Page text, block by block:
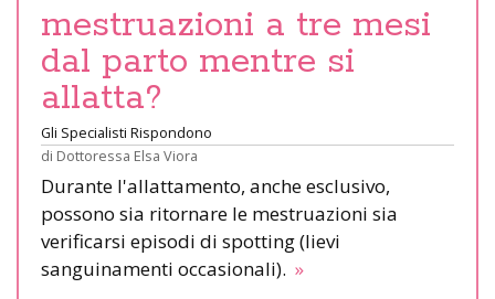
mestruazioni a tre mesi
dal parto mentre si
allatta?
Gli Specialisti Rispondono
di Dottoressa Elsa Viora
Durante l'allattamento, anche esclusivo,
possono sia ritornare le mestruazioni sia
verificarsi episodi di spotting (lievi
sanguinamenti occasionali). »